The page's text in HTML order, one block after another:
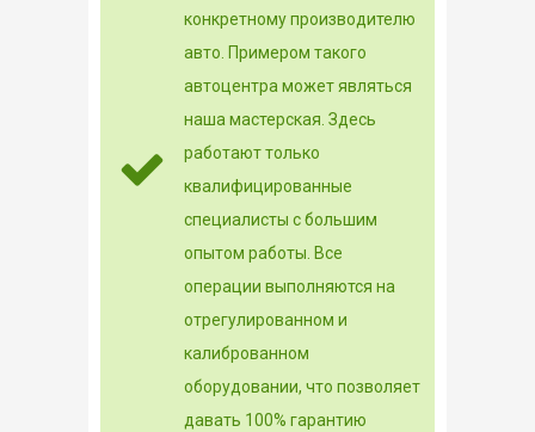
конкретному производителю
авто. Примером такого
автоцентра может являться
наша мастерская. Здесь
работают только
квалифицированные
специалисты с большим
опытом работы. Все
операции выполняются на
отрегулированном и
калиброванном
оборудовании, что позволяет
давать 100% гарантию